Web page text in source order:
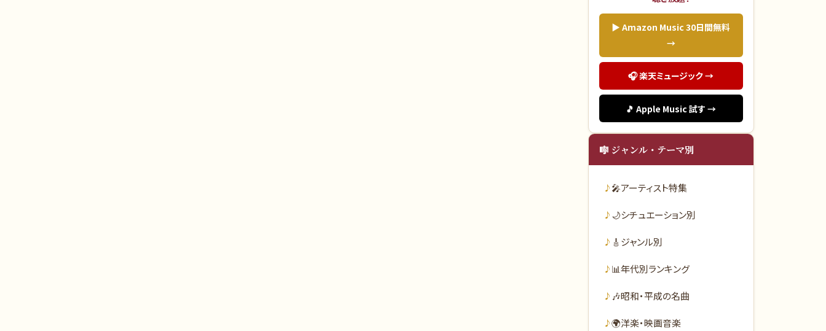
▶ Amazon Music 30日間無料
→
🎧 楽天ミュージック →
🎵 Apple Music 試す →
🎼 ジャンル・テーマ別
🎤アーティスト特集
🌙シチュエーション別
🎸ジャンル別
📊年代別ランキング
🎶昭和・平成の名曲
🌍洋楽・映画音楽